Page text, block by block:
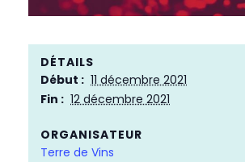
DÉTAILS
Début : 11 décembre 2021
Fin : 12 décembre 2021
ORGANISATEUR
Terre de Vins